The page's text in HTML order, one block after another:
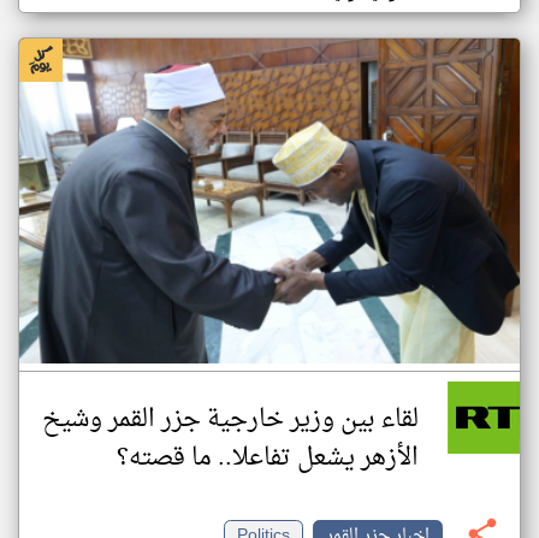
لقاء بين وزير خارجية جزر القمر وشيخ
الأزهر يشعل تفاعلا.. ما قصته؟